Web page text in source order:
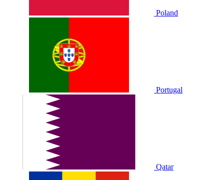
Poland
Portugal
Qatar